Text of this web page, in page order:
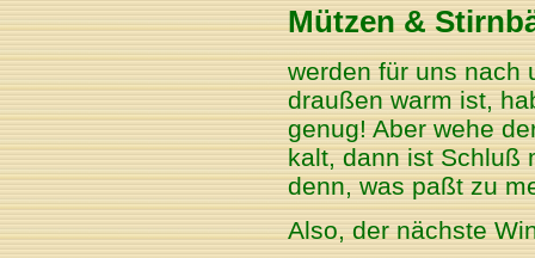
Mützen &
werden für uns nach
draußen warm ist,
genug! Aber wehe
kalt, dann ist Schluß
denn, was paßt zu
Also, der nächste